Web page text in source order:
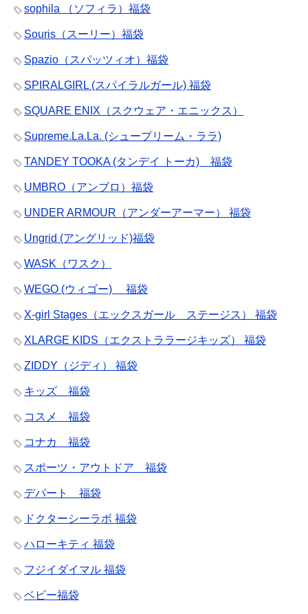
sophila （ソフィラ）福袋
Souris（スーリー）福袋
Spazio（スパッツィオ）福袋
SPIRALGIRL (スパイラルガール) 福袋
SQUARE ENIX（スクウェア・エニックス）
Supreme.La.La. (シュープリーム・ララ)
TANDEY TOOKA (タンデイ トーカ) 福袋
UMBRO（アンブロ）福袋
UNDER ARMOUR（アンダーアーマー） 福袋
Ungrid (アングリッド)福袋
WASK（ワスク）
WEGO (ウィゴー) 福袋
X-girl Stages（エックスガール ステージス） 福袋
XLARGE KIDS（エクストララージキッズ） 福袋
ZIDDY（ジディ） 福袋
キッズ 福袋
コスメ 福袋
コナカ 福袋
スポーツ・アウトドア 福袋
デパート 福袋
ドクターシーラボ 福袋
ハローキティ 福袋
フジイダイマル 福袋
ベビー福袋